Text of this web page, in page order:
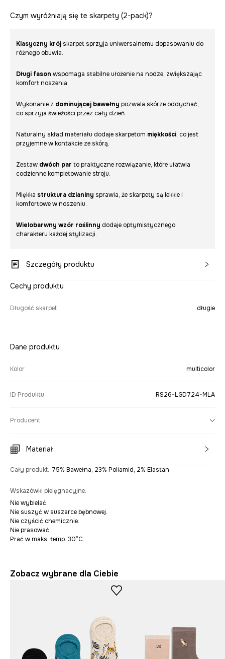
Czym wyróżniają się te skarpety (2-pack)?
Klasyczny krój skarpet sprzyja uniwersalnemu dopasowaniu do
różnego obuwia.
Długi fason wspomaga stabilne ułożenie na nodze, zwiększając
komfort noszenia.
Wykonanie z dominującej bawełny pozwala skórze oddychać,
co sprzyja świeżości przez cały dzień.
Naturalny skład materiału dodaje skarpetom miękkości, co jest
przyjemne w kontakcie ze skórą.
Zestaw dwóch par to praktyczne rozwiązanie, które ułatwia
codzienne kompletowanie stroju.
Miękka struktura dzianiny sprawia, że skarpety są lekkie i
komfortowe w noszeniu.
Wielobarwny wzór roślinny dodaje optymistycznego
charakteru każdej stylizacji.
Szczegóły produktu
Cechy produktu
Długość skarpet długie
Dane produktu
Kolor multicolor
ID Produktu RS26-LGD724-MLA
Producent
Materiał
Cały produkt: 75% Bawełna, 23% Poliamid, 2% Elastan
Wskazówki pielęgnacyjne:
Nie wybielać.
Nie suszyć w suszarce bębnowej.
Nie czyścić chemicznie.
Nie prasować.
Prać w maks. temp. 30°C.
Zobacz wybrane dla Ciebie